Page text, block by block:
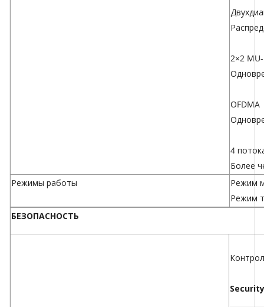
2×2
OFDMA
4
Более
Режимы работы
Режим
Режим
БЕЗОПАСНОСТЬ
Security